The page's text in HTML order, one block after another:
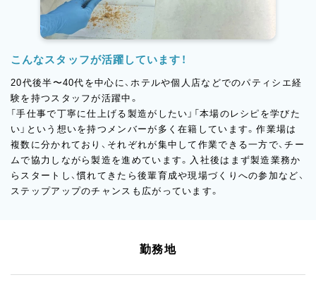
こんなスタッフが活躍しています！
20代後半〜40代を中心に、ホテルや個人店などでのパティシエ経
験を持つスタッフが活躍中。
「手仕事で丁寧に仕上げる製造がしたい」「本場のレシピを学びた
い」という想いを持つメンバーが多く在籍しています。作業場は
複数に分かれており、それぞれが集中して作業できる一方で、チー
ムで協力しながら製造を進めています。入社後はまず製造業務か
らスタートし、慣れてきたら後輩育成や現場づくりへの参加など、
ステップアップのチャンスも広がっています。
勤務地